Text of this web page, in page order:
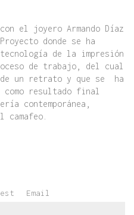
el joyero Armando Díaz
donde se ha
de la impresión
de trabajo, del cual
un retrato y que se ha
resultado final
contemporánea,
Email